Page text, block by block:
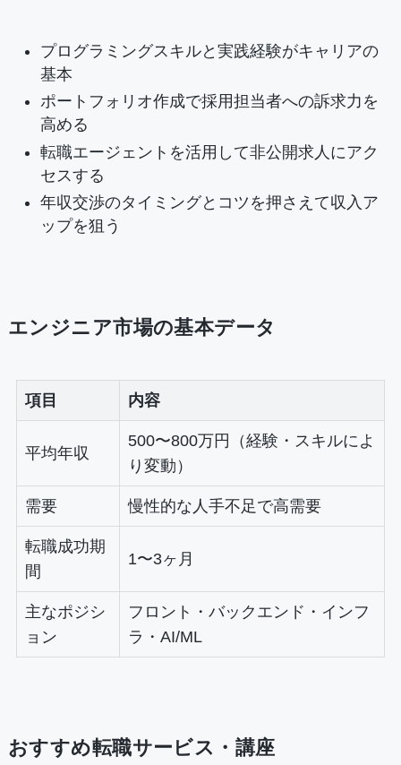
プログラミングスキルと実践経験がキャリアの
基本
ポートフォリオ作成で採用担当者への訴求力を
高める
転職エージェントを活用して非公開求人にアク
セスする
年収交渉のタイミングとコツを押さえて収入ア
ップを狙う
エンジニア市場の基本データ
項目 内容
平均年収
500〜800万円（経験・スキルによ
り変動）
需要 慢性的な人手不足で高需要
転職成功期
間
1〜3ヶ月
主なポジシ
ョン
フロント・バックエンド・インフ
ラ・AI/ML
おすすめ転職サービス・講座